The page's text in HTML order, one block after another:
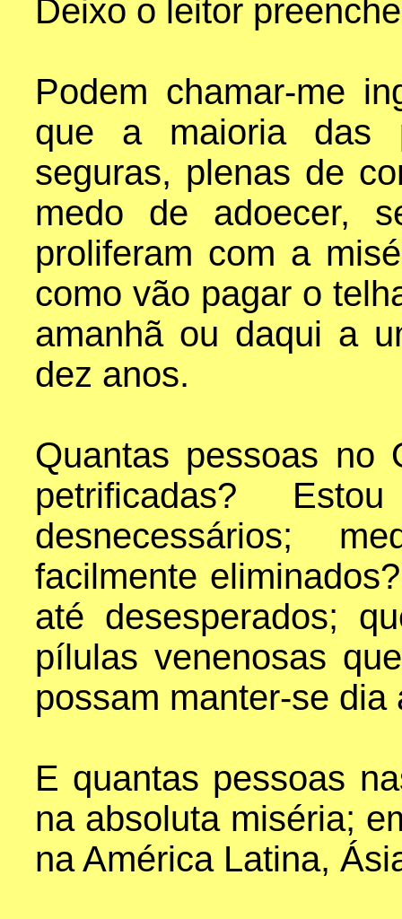
Deixo o leitor
Podem chamar-me
que a maioria das
seguras, plenas de
medo de adoecer,
proliferam com a
como vão pagar o
amanhã ou daqui a
dez anos.
Quantas pessoas no
petrificadas?
desnecessários;
facilmente
até desesperados;
pílulas venenosas
possam manter-se dia
E quantas pessoas
na absoluta miséria;
na América Latina,